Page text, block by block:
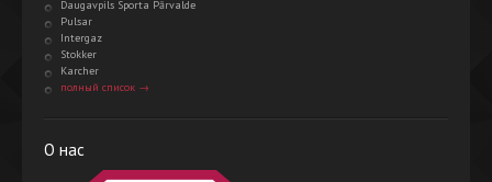
Daugavpils Sporta Pārvalde
Pulsar
Intergaz
Stokker
Karcher
полный список →
О нас